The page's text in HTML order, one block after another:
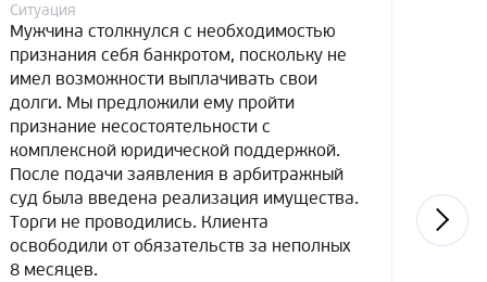
Ситуация
Мужчина столкнулся с необходимостью
признания себя банкротом, поскольку не
имел возможности выплачивать свои
долги. Мы предложили ему пройти
признание несостоятельности с
комплексной юридической поддержкой.
После подачи заявления в арбитражный
суд была введена реализация имущества.
Торги не проводились. Клиента
освободили от обязательств за неполных
8 месяцев.
5-